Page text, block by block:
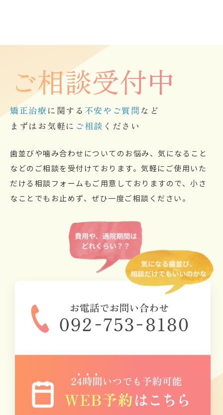
ご相談受付中
矯正治療 に関する 不安やご質問 など
まずはお気軽に ご相談 ください
歯並びや噛み合わせについてのお悩み、気になること
などのご相談を受付けております。気軽にご使用いた
だける相談フォームもご用意しておりますので、小さ
なことでもお止めず、ぜひ一度ご相談ください。